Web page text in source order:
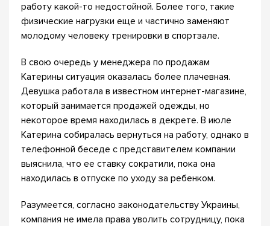
работу какой-то недостойной. Более того, такие
физические нагрузки еще и частично заменяют
молодому человеку тренировки в спортзале.
В свою очередь у менеджера по продажам
Катерины ситуация оказалась более плачевная.
Девушка работала в известном интернет-магазине,
который занимается продажей одежды, но
некоторое время находилась в декрете. В июле
Катерина собиралась вернуться на работу, однако в
телефонной беседе с представителем компании
выяснила, что ее ставку сократили, пока она
находилась в отпуске по уходу за ребенком.
Разумеется, согласно законодательству Украины,
компания не имела права уволить сотрудницу, пока